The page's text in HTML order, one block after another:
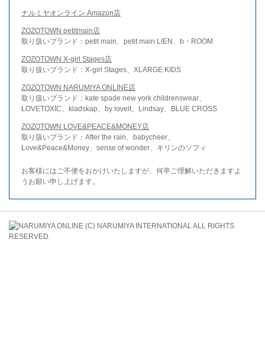
ナルミヤオンライン Amazon店
ZOZOTOWN petitmain店
取り扱いブランド：petit main、petit main LIEN、b・ROOM
ZOZOTOWN X-girl Stages店
取り扱いブランド：X-girl Stages、XLARGE KIDS
ZOZOTOWN NARUMIYA ONLINE店
取り扱いブランド：kate spade new york childrenswear、
LOVETOXIC、kladskap、by loveit、Lindsay、BLUE CROSS
ZOZOTOWN LOVE&PEACE&MONEY店
取り扱いブランド：After the rain、babycheer、
Love&Peace&Money、sense of wonder、キリンのソフィ
お客様にはご不便をおかけいたしますが、何卒ご理解いただきますよ
うお願い申し上げます。